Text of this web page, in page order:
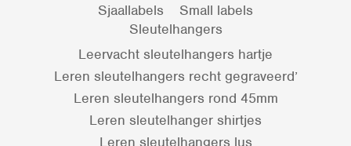
Sjaallabels
Small labels
Sleutelhangers
Leervacht sleutelhangers hartje
Leren sleutelhangers recht gegraveerd’
Leren sleutelhangers rond 45mm
Leren sleutelhanger shirtjes
Leren sleutelhangers lus